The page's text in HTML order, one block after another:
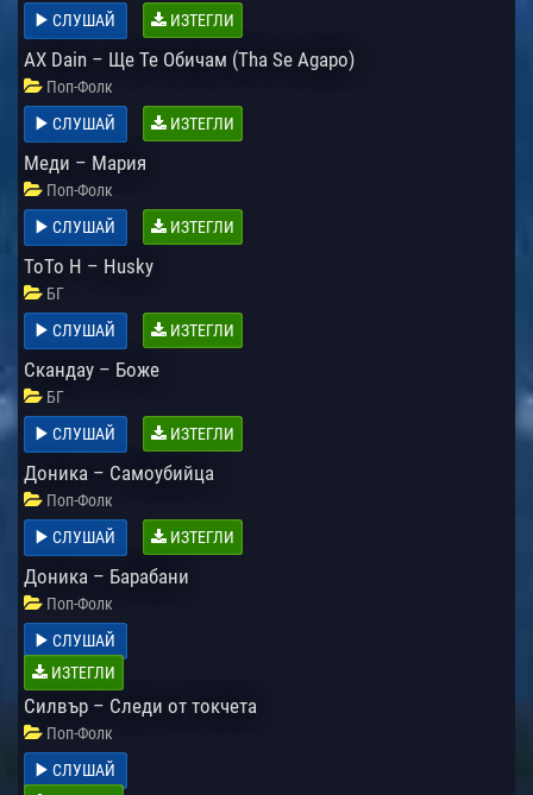
СЛУШАЙ
ИЗТЕГЛИ
AX Dain – Ще Те Обичам (Tha Se Agapo)
Поп-Фолк
СЛУШАЙ
ИЗТЕГЛИ
Меди – Мария
Поп-Фолк
СЛУШАЙ
ИЗТЕГЛИ
ToTo H – Husky
БГ
СЛУШАЙ
ИЗТЕГЛИ
Скандау – Боже
БГ
СЛУШАЙ
ИЗТЕГЛИ
Доника – Самоубийца
Поп-Фолк
СЛУШАЙ
ИЗТЕГЛИ
Доника – Барабани
Поп-Фолк
СЛУШАЙ
ИЗТЕГЛИ
Силвър – Следи от токчета
Поп-Фолк
СЛУШАЙ